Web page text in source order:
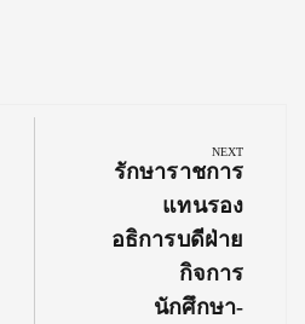
NEXT
Next
รักษาราชการ
แทนรอง
อธิการบดีฝ่าย
กิจการ
นักศึกษา-